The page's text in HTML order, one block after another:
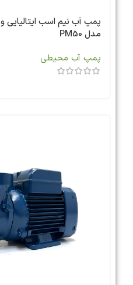
پمپ آب نیم اسب ایتالیایی
مدل PM50
پمپ آب محیطی